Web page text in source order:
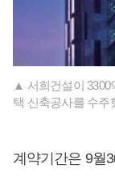
▲ 서희건설이 3300
택 신축공사를 수주
계약기간은 9월